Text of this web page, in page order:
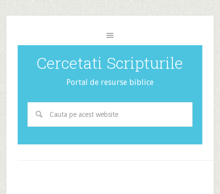
Cercetati Scripturile
Portal de resurse biblice